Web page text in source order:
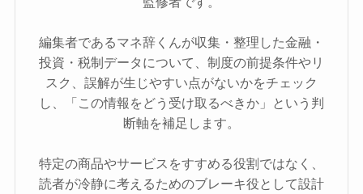
編集者であるマネ辞くんが収集・整理した金融・
投資・税制データについて、制度の前提条件やリ
スク、誤解が生じやすい点がないかをチェック
し、「この情報をどう受け取るべきか」という判
断軸を補足します。
特定の商品やサービスをすすめる役割ではなく、
読者が冷静に考えるためのブレーキ役として設計